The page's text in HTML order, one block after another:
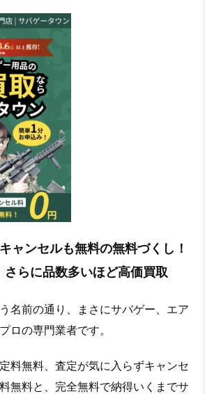
ャンセルも無料の無料づくし！
さらに品数多いほど高価買取
名前の通り、まさにサバゲー、エア
ロの専門業者です。
料無料、査定が気に入らずキャンセ
無料と、完全無料で納得いくまでサ